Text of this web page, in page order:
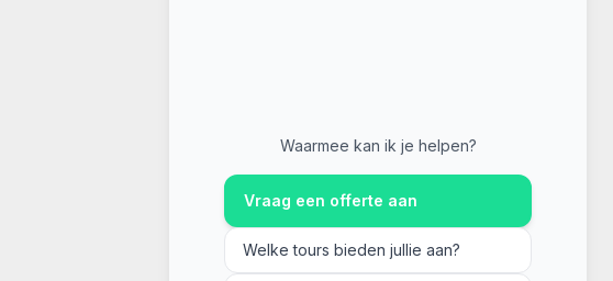
Waarmee kan ik je helpen?
Vraag een offerte aan
Welke tours bieden jullie aan?